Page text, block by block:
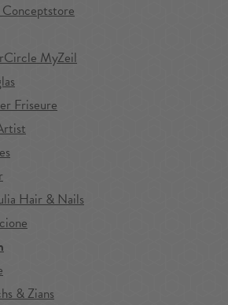
MyZeil
Friseure
Hair & Nails
& Zians